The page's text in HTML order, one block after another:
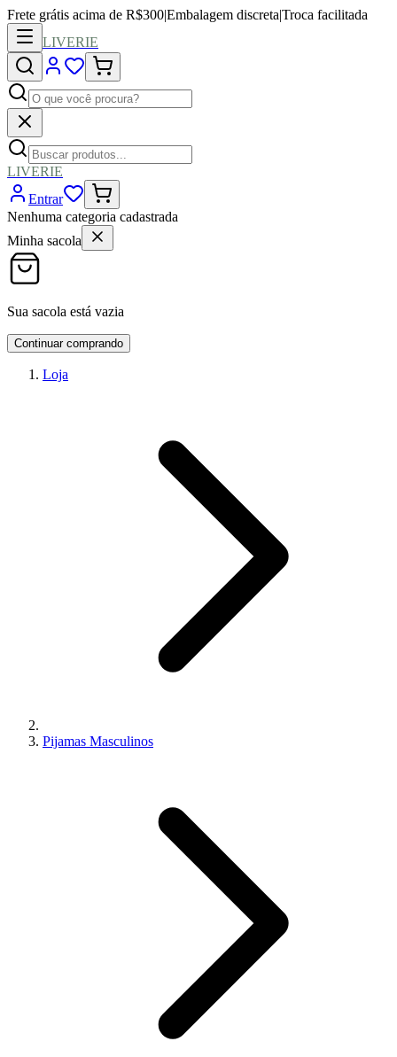
Frete grátis acima de R$300|Embalagem discreta|Troca facilitada
LIVERIE
LIVERIE
Entrar
Nenhuma categoria cadastrada
Minha sacola
Sua sacola está vazia
Continuar comprando
Loja
Pijamas Masculinos